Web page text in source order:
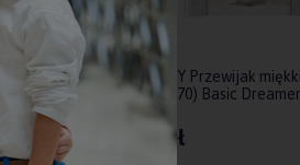
CEBA BABY Przewijak
krótki (50x70) Basic Dreamer
62,90 zł